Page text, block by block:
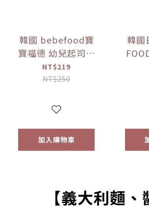
韓國 bebefood寶
寶福德 幼兒起司優
格豆豆 原味/蘋果
(16g) 【優惠限定】
NT$219
NT$250
加入購物車
韓國
餅
【義大利麵、